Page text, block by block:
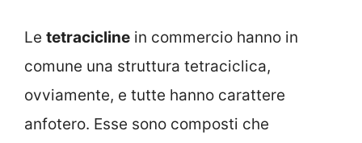
Le tetracicline in commercio hanno in
comune una struttura tetraciclica,
ovviamente, e tutte hanno carattere
anfotero. Esse sono composti che